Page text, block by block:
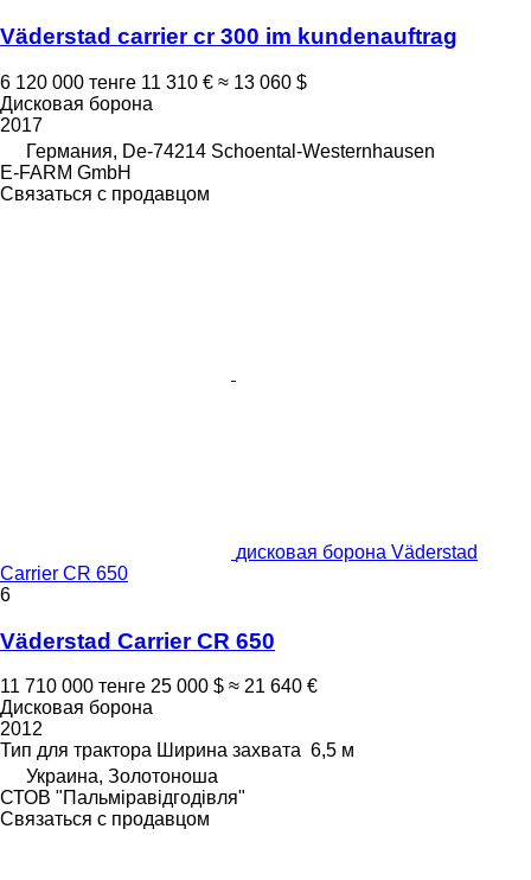
Väderstad carrier cr 300 im kundenauftrag
6 120 000 тенге 11 310 € ≈ 13 060 $
Дисковая борона
2017
Германия, De-74214 Schoental-Westernhausen
E-FARM GmbH
Связаться с продавцом
дисковая борона Väderstad
Carrier CR 650
6
Väderstad Carrier CR 650
11 710 000 тенге 25 000 $ ≈ 21 640 €
Дисковая борона
2012
Тип для трактора Ширина захвата 6,5 м
Украина, Золотоноша
СТОВ "Пальміравідгодівля"
Связаться с продавцом